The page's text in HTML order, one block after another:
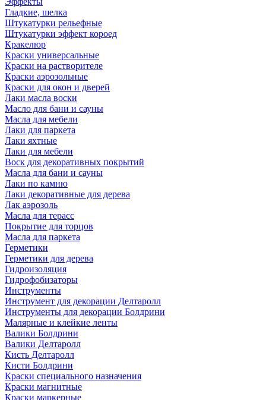
Гладкие, шелка
Штукатурки рельефные
Штукатурки эффект короед
Кракелюр
Краски универсальные
Краски на растворителе
Краски аэрозольные
Краски для окон и дверей
Лаки масла воски
Масло для бани и сауны
Масла для мебели
Лаки для паркета
Лаки яхтные
Лаки для мебели
Воск для декоративных покрытий
Масла для бани и сауны
Лаки по камню
Лаки декоративные для дерева
Лак аэрозоль
Масла для терасс
Покрытие для торцов
Масла для паркета
Герметики
Герметики для дерева
Гидроизоляция
Гидрофобизаторы
Инструменты
Инструмент для декорации Делтаролл
Инструменты для декорации Болдрини
Малярные и клейкие ленты
Валики Болдрини
Валики Делтаролл
Кисть Делтаролл
Кисти Болдрини
Краски специального назначения
Краски магнитные
Краски маркерные